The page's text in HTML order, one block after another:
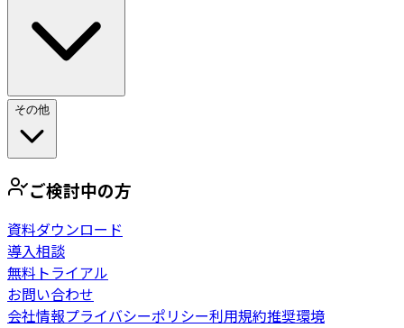
その他
ご検討中の方
資料ダウンロード
導入相談
無料トライアル
お問い合わせ
会社情報プライバシーポリシー利用規約推奨環境